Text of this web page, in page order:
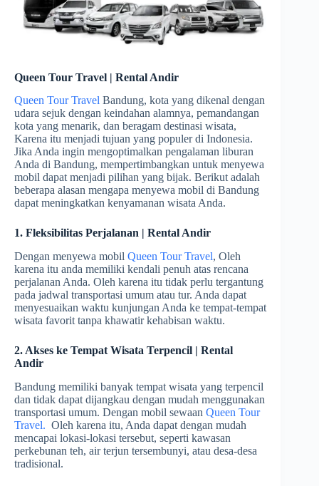
Queen Tour Travel | Rental Andir
Queen Tour Travel Bandung, kota yang dikenal dengan
udara sejuk dengan keindahan alamnya, pemandangan
kota yang menarik, dan beragam destinasi wisata,
Karena itu menjadi tujuan yang populer di Indonesia.
Jika Anda ingin mengoptimalkan pengalaman liburan
Anda di Bandung, mempertimbangkan untuk menyewa
mobil dapat menjadi pilihan yang bijak. Berikut adalah
beberapa alasan mengapa menyewa mobil di Bandung
dapat meningkatkan kenyamanan wisata Anda.
1. Fleksibilitas Perjalanan | Rental Andir
Dengan menyewa mobil Queen Tour Travel, Oleh
karena itu anda memiliki kendali penuh atas rencana
perjalanan Anda. Oleh karena itu tidak perlu tergantung
pada jadwal transportasi umum atau tur. Anda dapat
menyesuaikan waktu kunjungan Anda ke tempat-tempat
wisata favorit tanpa khawatir kehabisan waktu.
2. Akses ke Tempat Wisata Terpencil | Rental
Andir
Bandung memiliki banyak tempat wisata yang terpencil
dan tidak dapat dijangkau dengan mudah menggunakan
transportasi umum. Dengan mobil sewaan Queen Tour
Travel. Oleh karena itu, Anda dapat dengan mudah
mencapai lokasi-lokasi tersebut, seperti kawasan
perkebunan teh, air terjun tersembunyi, atau desa-desa
tradisional.